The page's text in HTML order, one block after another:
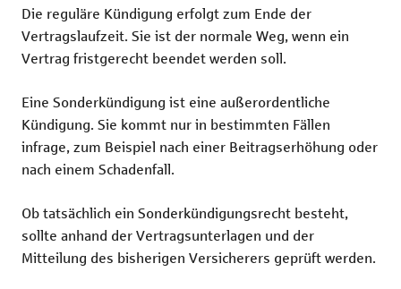
Die reguläre Kündigung erfolgt zum Ende der
Vertragslaufzeit. Sie ist der normale Weg, wenn ein
Vertrag fristgerecht beendet werden soll.
Eine Sonderkündigung ist eine außerordentliche
Kündigung. Sie kommt nur in bestimmten Fällen
infrage, zum Beispiel nach einer Beitragserhöhung oder
nach einem Schadenfall.
Ob tatsächlich ein Sonderkündigungsrecht besteht,
sollte anhand der Vertragsunterlagen und der
Mitteilung des bisherigen Versicherers geprüft werden.